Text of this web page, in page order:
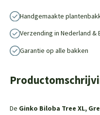
Handgemaakte
Verzending in Nederland &
Garantie op alle bakken
De Ginko Biloba Tree XL,